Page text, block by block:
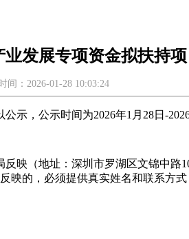
发展专项资金拟扶持
间：2026-01-28 10:03:24
，公示时间为2026年1月28日-2026
映（地址：深圳市罗湖区文锦中路
的，必须提供真实姓名和联系方